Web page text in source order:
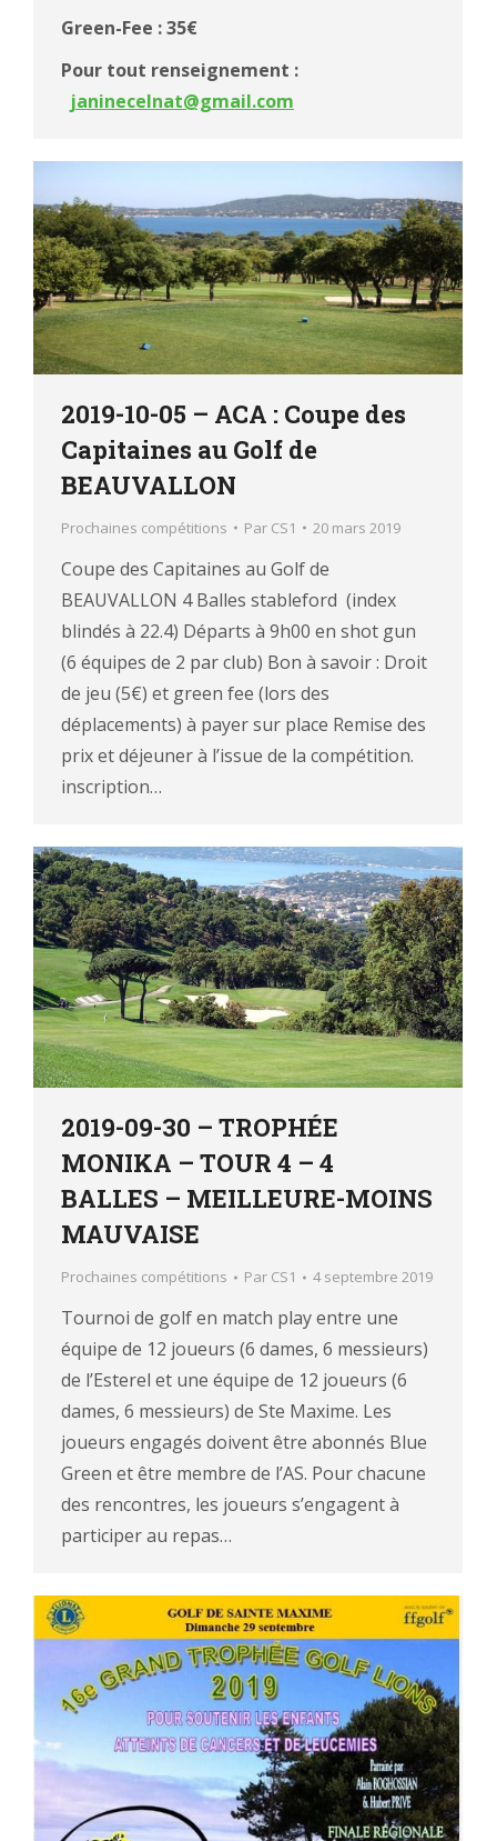
Green-Fee : 35€
Pour tout renseignement :
janinecelnat@gmail.com
2019-10-05 – ACA : Coupe des
Capitaines au Golf de
BEAUVALLON
Prochaines compétitions Par CS1 20 mars 2019
Coupe des Capitaines au Golf de
BEAUVALLON 4 Balles stableford (index
blindés à 22.4) Départs à 9h00 en shot gun
(6 équipes de 2 par club) Bon à savoir : Droit
de jeu (5€) et green fee (lors des
déplacements) à payer sur place Remise des
prix et déjeuner à l’issue de la compétition.
inscription…
2019-09-30 – TROPHÉE
MONIKA – TOUR 4 – 4
BALLES – MEILLEURE-MOINS
MAUVAISE
Prochaines compétitions Par CS1 4 septembre 2019
Tournoi de golf en match play entre une
équipe de 12 joueurs (6 dames, 6 messieurs)
de l’Esterel et une équipe de 12 joueurs (6
dames, 6 messieurs) de Ste Maxime. Les
joueurs engagés doivent être abonnés Blue
Green et être membre de l’AS. Pour chacune
des rencontres, les joueurs s’engagent à
participer au repas…